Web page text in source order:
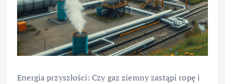
Energia przyszłości: Czy gaz ziemny zastąpi ropę i